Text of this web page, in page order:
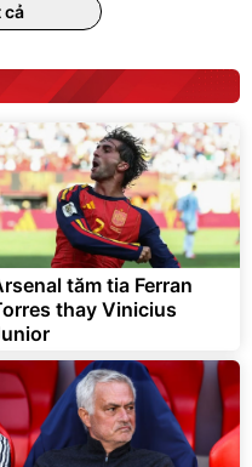
ghế ôtô, nâng lưng
chống nóng giúp thoải mái
di chuyển
đ
Đã bán nhiều
cả
tăm tia Ferran
thay Vinicius